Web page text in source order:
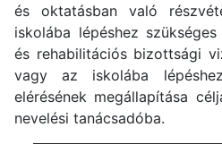
és oktatásban való
iskolába lépéshez
és rehabilitációs bizottsági
vagy az iskolába
elérésének megállapítása
nevelési tanácsadóba.